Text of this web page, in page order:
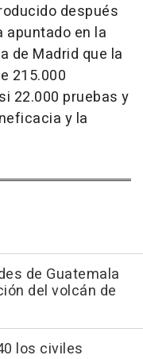
después
apuntado en la
de Madrid que la
215.000
22.000 pruebas y
y la
de Guatemala
del volcán de
los civiles